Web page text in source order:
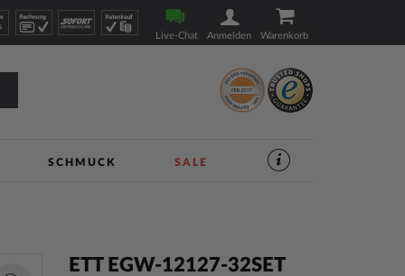
Live-Chat Anmelden Warenkorb
SCHMUCK SALE
SERVICES
ETT EGW-12127-32SET